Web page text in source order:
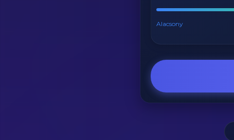
Alacsony